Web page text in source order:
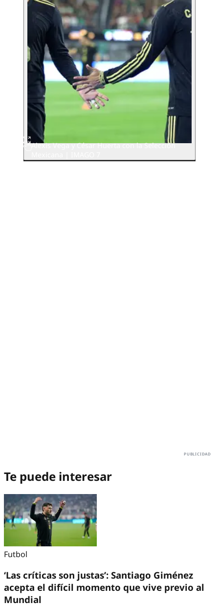
Alexis Vega y César Huerta con la Selección
Te puede interesar
Futbol
‘Las críticas son justas’: Santiago Giménez
acepta el difícil momento que vive previo al
Mundial